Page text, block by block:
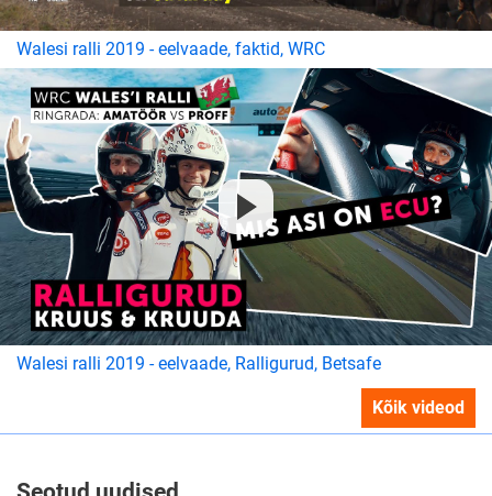
Walesi ralli 2019 - eelvaade, faktid, WRC
Walesi ralli 2019 - eelvaade, Ralligurud, Betsafe
Kõik videod